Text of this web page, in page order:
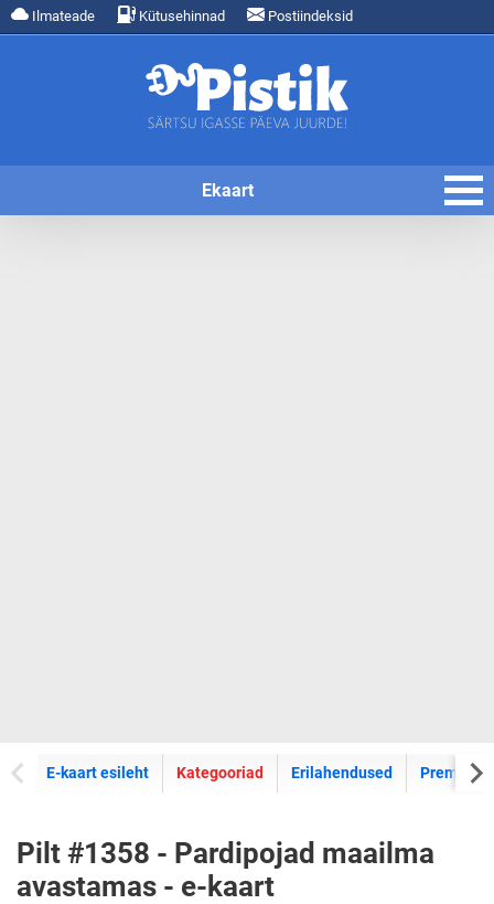
Ilmateade Kütusehinnad Postiindeksid
Ekaart
E-kaart esileht E-kaartide
Kategooriad Erilahendused Premium
Pilt #1358 - Pardipojad maailma
avastamas - e-kaart